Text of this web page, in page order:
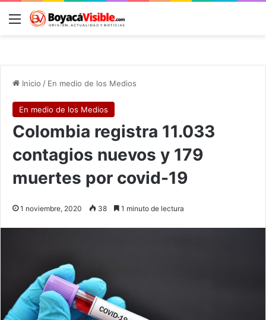
Menú
Inicio / En medio de los Medios
En medio de los Medios
Colombia registra 11.033
contagios nuevos y 179
muertes por covid-19
1 noviembre, 2020 38 1 minuto de lectura